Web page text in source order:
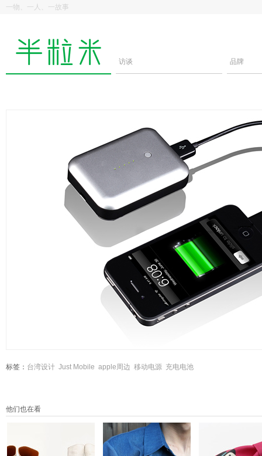
一物、一人、一故事
访谈 品牌
标签： 台湾设计 Just Mobile apple周边 移动电源 充电电池
他们也在看